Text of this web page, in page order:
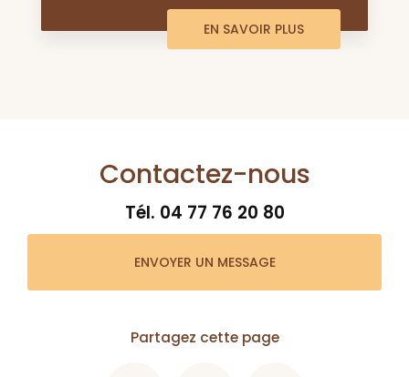
EN SAVOIR PLUS
Contactez-nous
Tél. 04 77 76 20 80
ENVOYER UN MESSAGE
Partagez cette page